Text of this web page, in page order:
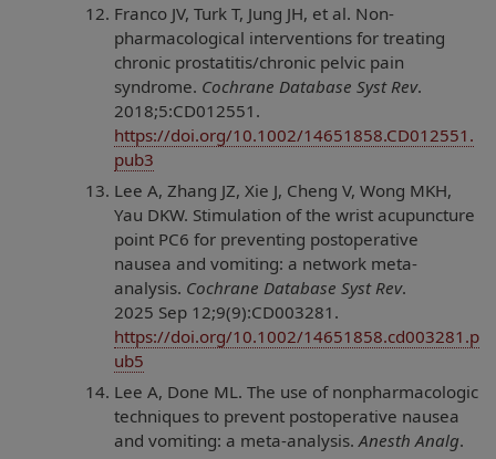
Franco JV, Turk T, Jung JH, et al. Non-
pharmacological interventions for treating
chronic prostatitis/chronic pelvic pain
syndrome. Cochrane Database Syst Rev.
2018;5:CD012551.
https://doi.org/10.1002/14651858.CD012551.
pub3
Lee A, Zhang JZ, Xie J, Cheng V, Wong MKH,
Yau DKW. Stimulation of the wrist acupuncture
point PC6 for preventing postoperative
nausea and vomiting: a network meta-
analysis. Cochrane Database Syst Rev.
2025 Sep 12;9(9):CD003281.
https://doi.org/10.1002/14651858.cd003281.p
ub5
Lee A, Done ML. The use of nonpharmacologic
techniques to prevent postoperative nausea
and vomiting: a meta-analysis. Anesth Analg.